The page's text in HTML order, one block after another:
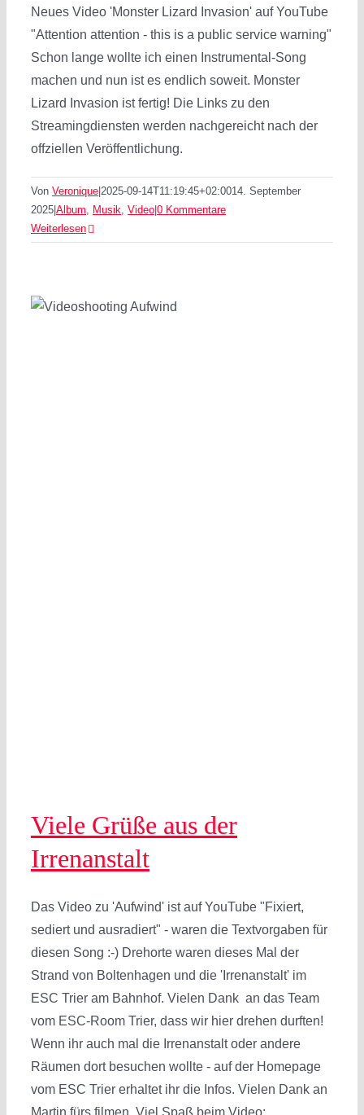
Neues Video 'Monster Lizard Invasion' auf YouTube
"Attention attention - this is a public service warning"
Schon lange wollte ich einen Instrumental-Song
machen und nun ist es endlich soweit. Monster
Lizard Invasion ist fertig! Die Links zu den
Streamingdiensten werden nachgereicht nach der
offziellen Veröffentlichung.
Von Veronique 2025-09-14T11:19:45+02:0014. September
2025 Album, Musik, Video 0 Kommentare
Weiterlesen
Viele Grüße aus der
Irrenanstalt
Das Video zu 'Aufwind' ist auf YouTube "Fixiert,
sediert und ausradiert" - waren die Textvorgaben für
diesen Song :-) Drehorte waren dieses Mal der
Strand von Boltenhagen und die 'Irrenanstalt' im
ESC Trier am Bahnhof. Vielen Dank an das Team
vom ESC-Room Trier, dass wir hier drehen durften!
Wenn ihr auch mal die Irrenanstalt oder andere
Räumen dort besuchen wollte - auf der Homepage
vom ESC Trier erhaltet ihr die Infos. Vielen Dank an
Martin fürs filmen. Viel Spaß beim Video: